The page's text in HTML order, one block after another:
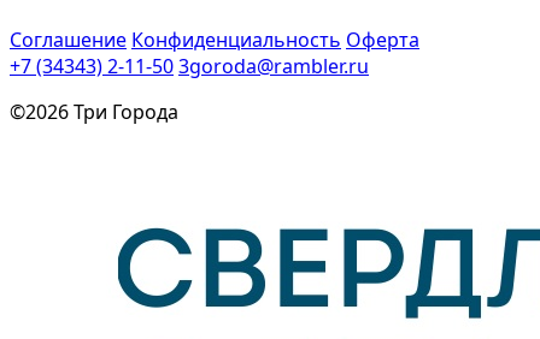
Соглашение Конфиденциальность Оферта
+7 (34343) 2-11-503goroda@rambler.ru
©2026 Три Города